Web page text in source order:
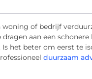
of bedrijf
aan een
het beter om eerst te
duurzaam